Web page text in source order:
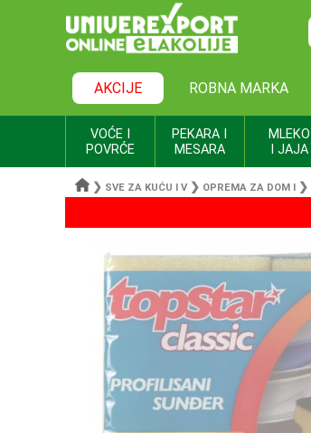
AKCIJE ROBNA MARKA
VOĆE I
POVRĆE
PEKARA I
MESARA
MLEKO
I JAJA
❯ SVE ZA KUĆU I V ❯ OPREMA ZA DOM I ❯